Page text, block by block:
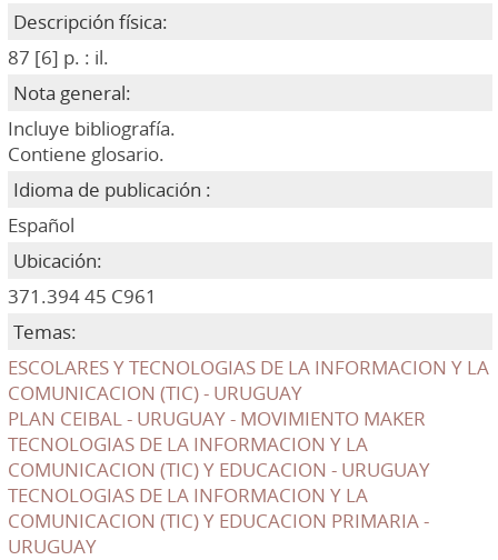
Descripción física:
87 [6] p. : il.
Nota general:
Incluye bibliografía.
Contiene glosario.
Idioma de publicación :
Español
Ubicación:
371.394 45 C961
Temas:
ESCOLARES Y TECNOLOGIAS DE LA INFORMACION Y LA
COMUNICACION (TIC) - URUGUAY
PLAN CEIBAL - URUGUAY - MOVIMIENTO MAKER
TECNOLOGIAS DE LA INFORMACION Y LA
COMUNICACION (TIC) Y EDUCACION - URUGUAY
TECNOLOGIAS DE LA INFORMACION Y LA
COMUNICACION (TIC) Y EDUCACION PRIMARIA -
URUGUAY